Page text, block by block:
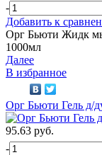
-
Добавить к
Орг Бьюти Жидк
1000мл
Далее
В избранное
Орг Бьюти Гель д/
95.63 руб.
-